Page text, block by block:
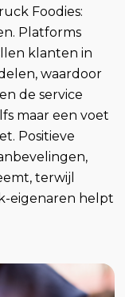
Foodies:
Platforms
klanten in
waardoor
de service
maar een voet
Positieve
terwijl
eigenaren helpt